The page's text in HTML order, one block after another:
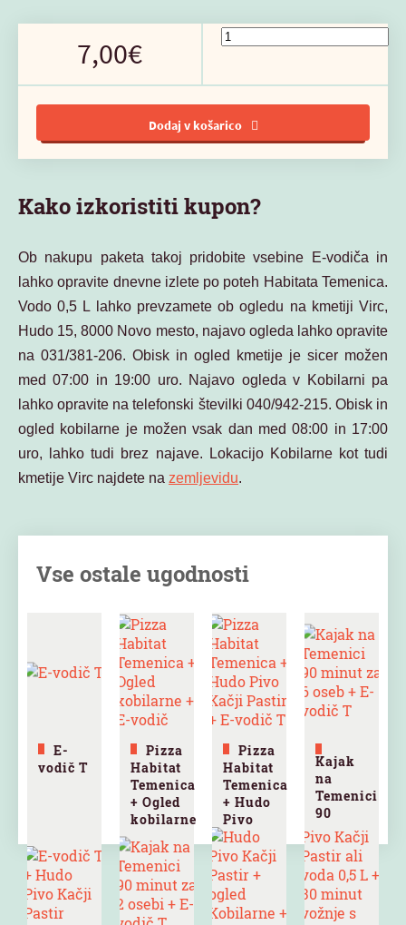
7,00€
Dodaj v košarico
Kako izkoristiti kupon?
Ob nakupu paketa takoj pridobite vsebine E-vodiča in
lahko opravite dnevne izlete po poteh Habitata Temenica.
Vodo 0,5 L lahko prevzamete ob ogledu na kmetiji Virc,
Hudo 15, 8000 Novo mesto, najavo ogleda lahko opravite
na 031/381-206. Obisk in ogled kmetije je sicer možen
med 07:00 in 19:00 uro. Najavo ogleda v Kobilarni pa
lahko opravite na telefonski številki 040/942-215. Obisk in
ogled kobilarne je možen vsak dan med 08:00 in 17:00
uro, lahko tudi brez najave. Lokacijo Kobilarne kot tudi
kmetije Virc najdete na zemljevidu.
Vse ostale ugodnosti
E-
vodič T
Pizza
Habitat
Temenica
+ Ogled
kobilarne
+ E-
vodič
Pizza
Habitat
Temenica
+ Hudo
Pivo
Kačji
Pastir
+ E-
vodič T
Kajak
na
Temenici
90
minut
za 6
oseb +
E-vodič
T